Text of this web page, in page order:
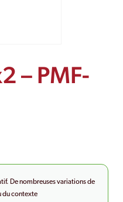
– PMF-
De nombreuses variations de
du contexte